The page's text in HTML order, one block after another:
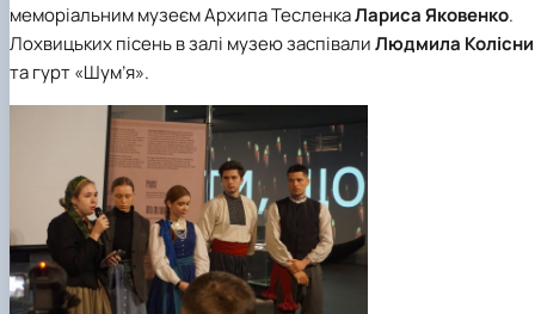
меморіальним музеєм Архипа ТесленкаЛариса Яковенко.
Лохвицьких пісень в залі музею заспівалиЛюдмила
тагурт «Шум’я».